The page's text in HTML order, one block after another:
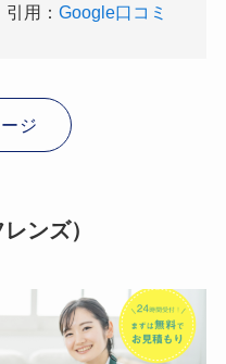
引用：Google口コミ
ジ
ンズ）